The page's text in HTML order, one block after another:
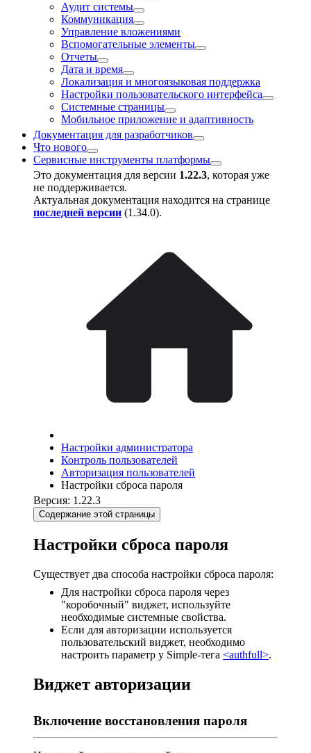
Аудит системы
Коммуникация
Управление вложениями
Вспомогательные элементы
Отчеты
Дата и время
Локализация и многоязыковая поддержка
Настройки пользовательского интерфейса
Системные страницы
Мобильное приложение и адаптивность
Документация для разработчиков
Что нового
Сервисные инструменты платформы
Это документация для версии 1.22.3, которая уже
не поддерживается.
Актуальная документация находится на странице
последней версии (1.34.0).
Настройки администратора
Контроль пользователей
Авторизация пользователей
Настройки сброса пароля
Версия: 1.22.3
Содержание этой страницы
Настройки сброса пароля
Существует два способа настройки сброса пароля:
Для настройки сброса пароля через
"коробочный" виджет, используйте
необходимые системные свойства.
Если для авторизации используется
пользовательский виджет, необходимо
настроить параметр у Simple-тега <authfull>.
Виджет авторизации
Включение восстановления пароля